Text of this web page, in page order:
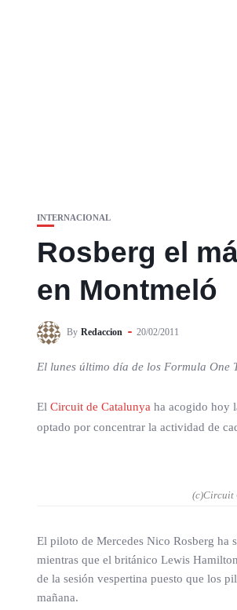
INTERNACIONAL
Rosberg el
en Montmeló
By Redaccion 20/02/2011
El lunes último día de los Formula One
El Circuit de Catalunya ha acogido hoy
optado por concentrar la actividad de
(c)Circuit
El piloto de Mercedes Nico Rosberg ha
mientras que el británico Lewis
de la sesión vespertina puesto que los
mañana.